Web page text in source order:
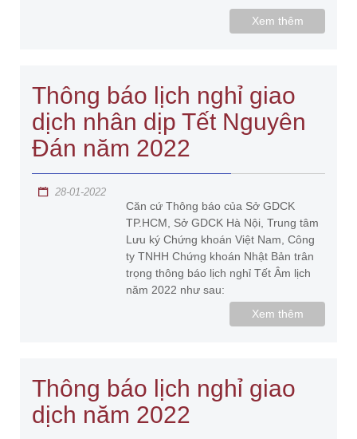
Xem thêm
Thông báo lịch nghỉ giao
dịch nhân dịp Tết Nguyên
Đán năm 2022
28-01-2022
Căn cứ Thông báo của Sở GDCK
TP.HCM, Sở GDCK Hà Nội, Trung tâm
Lưu ký Chứng khoán Việt Nam, Công
ty TNHH Chứng khoán Nhật Bản trân
trọng thông báo lịch nghỉ Tết Âm lịch
năm 2022 như sau:
Xem thêm
Thông báo lịch nghỉ giao
dịch năm 2022